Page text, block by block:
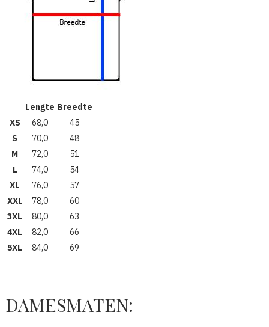
Lengte Breedte
XS
68,0
45
S
70,0
48
M
72,0
51
L
74,0
54
XL
76,0
57
XXL
78,0
60
3XL
80,0
63
4XL
82,0
66
5XL
84,0 69
DAMESMATEN: